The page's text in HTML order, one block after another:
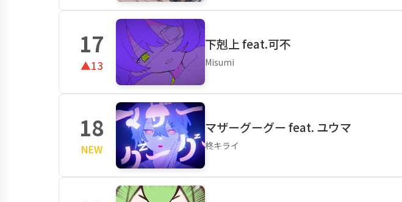
17
▲13
下剋上 feat.可不
Misumi
18
NEW
マザーグーグー feat. ユウマ
柊キライ